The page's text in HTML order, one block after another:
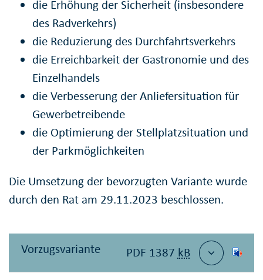
die Erhöhung der Sicherheit (insbesondere
des Radverkehrs)
die Reduzierung des Durchfahrtsverkehrs
die Erreichbarkeit der Gastronomie und des
Einzelhandels
die Verbesserung der Anliefersituation für
Gewerbetreibende
die Optimierung der Stellplatzsituation und
der Parkmöglichkeiten
Die Umsetzung der bevorzugten Variante wurde
durch den Rat am 29.11.2023 beschlossen.
Vorzugsvariante PDF 1387 kB